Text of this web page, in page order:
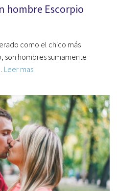
hombre Escorpio
como el chico más
son hombres sumamente
Leer mas